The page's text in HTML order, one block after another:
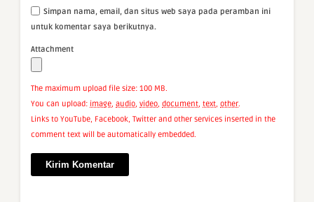
Simpan nama, email, dan situs web saya pada peramban ini
untuk komentar saya berikutnya.
Attachment
The maximum upload file size: 100 MB.
You can upload: image, audio, video, document, text, other.
Links to YouTube, Facebook, Twitter and other services inserted in the
comment text will be automatically embedded.